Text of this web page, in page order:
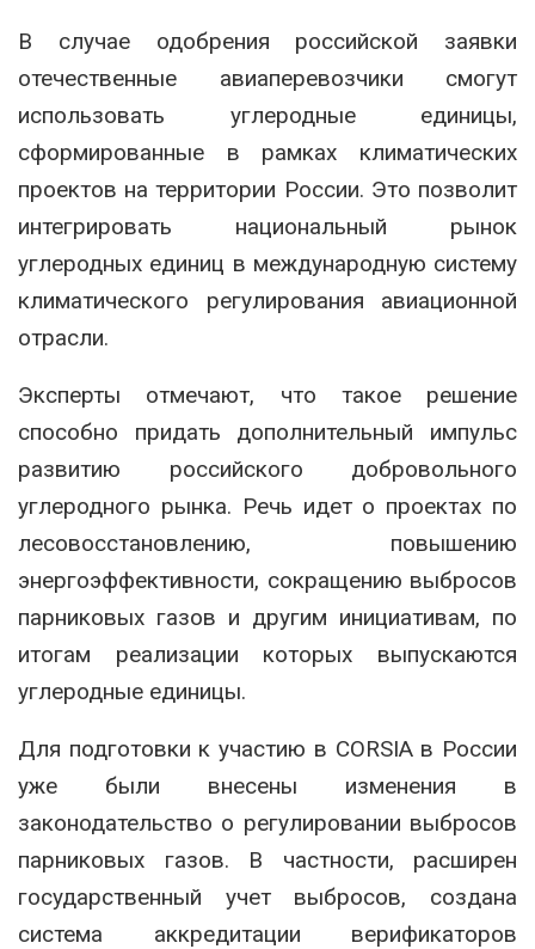
В случае одобрения российской заявки
отечественные авиаперевозчики смогут
использовать углеродные единицы,
сформированные в рамках климатических
проектов на территории России. Это позволит
интегрировать национальный рынок
углеродных единиц в международную систему
климатического регулирования авиационной
отрасли.
Эксперты отмечают, что такое решение
способно придать дополнительный импульс
развитию российского добровольного
углеродного рынка. Речь идет о проектах по
лесовосстановлению, повышению
энергоэффективности, сокращению выбросов
парниковых газов и другим инициативам, по
итогам реализации которых выпускаются
углеродные единицы.
Для подготовки к участию в CORSIA в России
уже были внесены изменения в
законодательство о регулировании выбросов
парниковых газов. В частности, расширен
государственный учет выбросов, создана
система аккредитации верификаторов